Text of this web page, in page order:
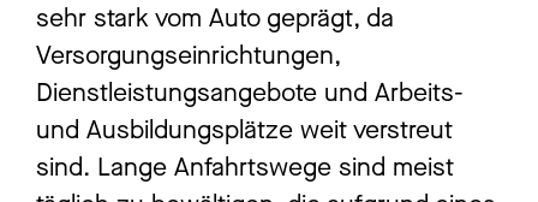
sehr stark vom Auto geprägt, da
Versorgungseinrichtungen,
Dienstleistungsangebote und Arbeits-
und Ausbildungsplätze weit verstreut
sind. Lange Anfahrtswege sind meist